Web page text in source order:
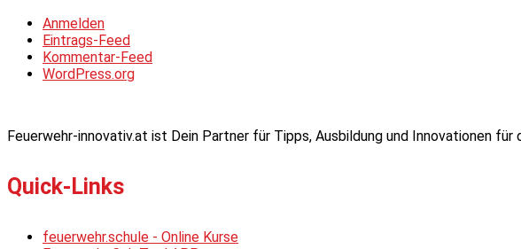
Anmelden
Eintrags-Feed
Kommentar-Feed
WordPress.org
Feuerwehr-innovativ.at ist Dein Partner für Tipps, Ausbildung und Innovationen
Quick-Links
feuerwehr.schule - Online Kurse